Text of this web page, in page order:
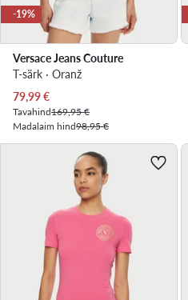
-19%
Versace Jeans Couture
T-särk · Oranž
Praegune hind
79,99€
Tavahind169,95 €
Madalaim hind98,95 €